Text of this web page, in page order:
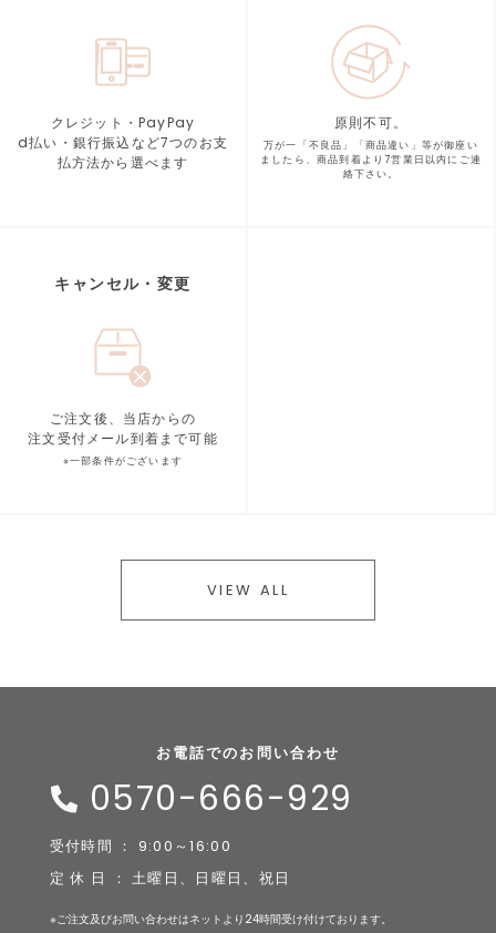
クレジット・PayPay
d払い・銀行振込など7つのお支
払方法から選べます
原則不可。
万が一「不良品」「商品違い」等が御座い
ましたら、商品到着より7営業日以内にご連
絡下さい。
キャンセル・変更
ご注文後、当店からの
注文受付メール到着まで可能
※一部条件がございます
VIEW ALL
お電話でのお問い合わせ
0570-666-929
受付時間 ： 9:00～16:00
定 休 日 ： 土曜日、日曜日、祝日
※ご注文及びお問い合わせはネットより24時間受け付けております。